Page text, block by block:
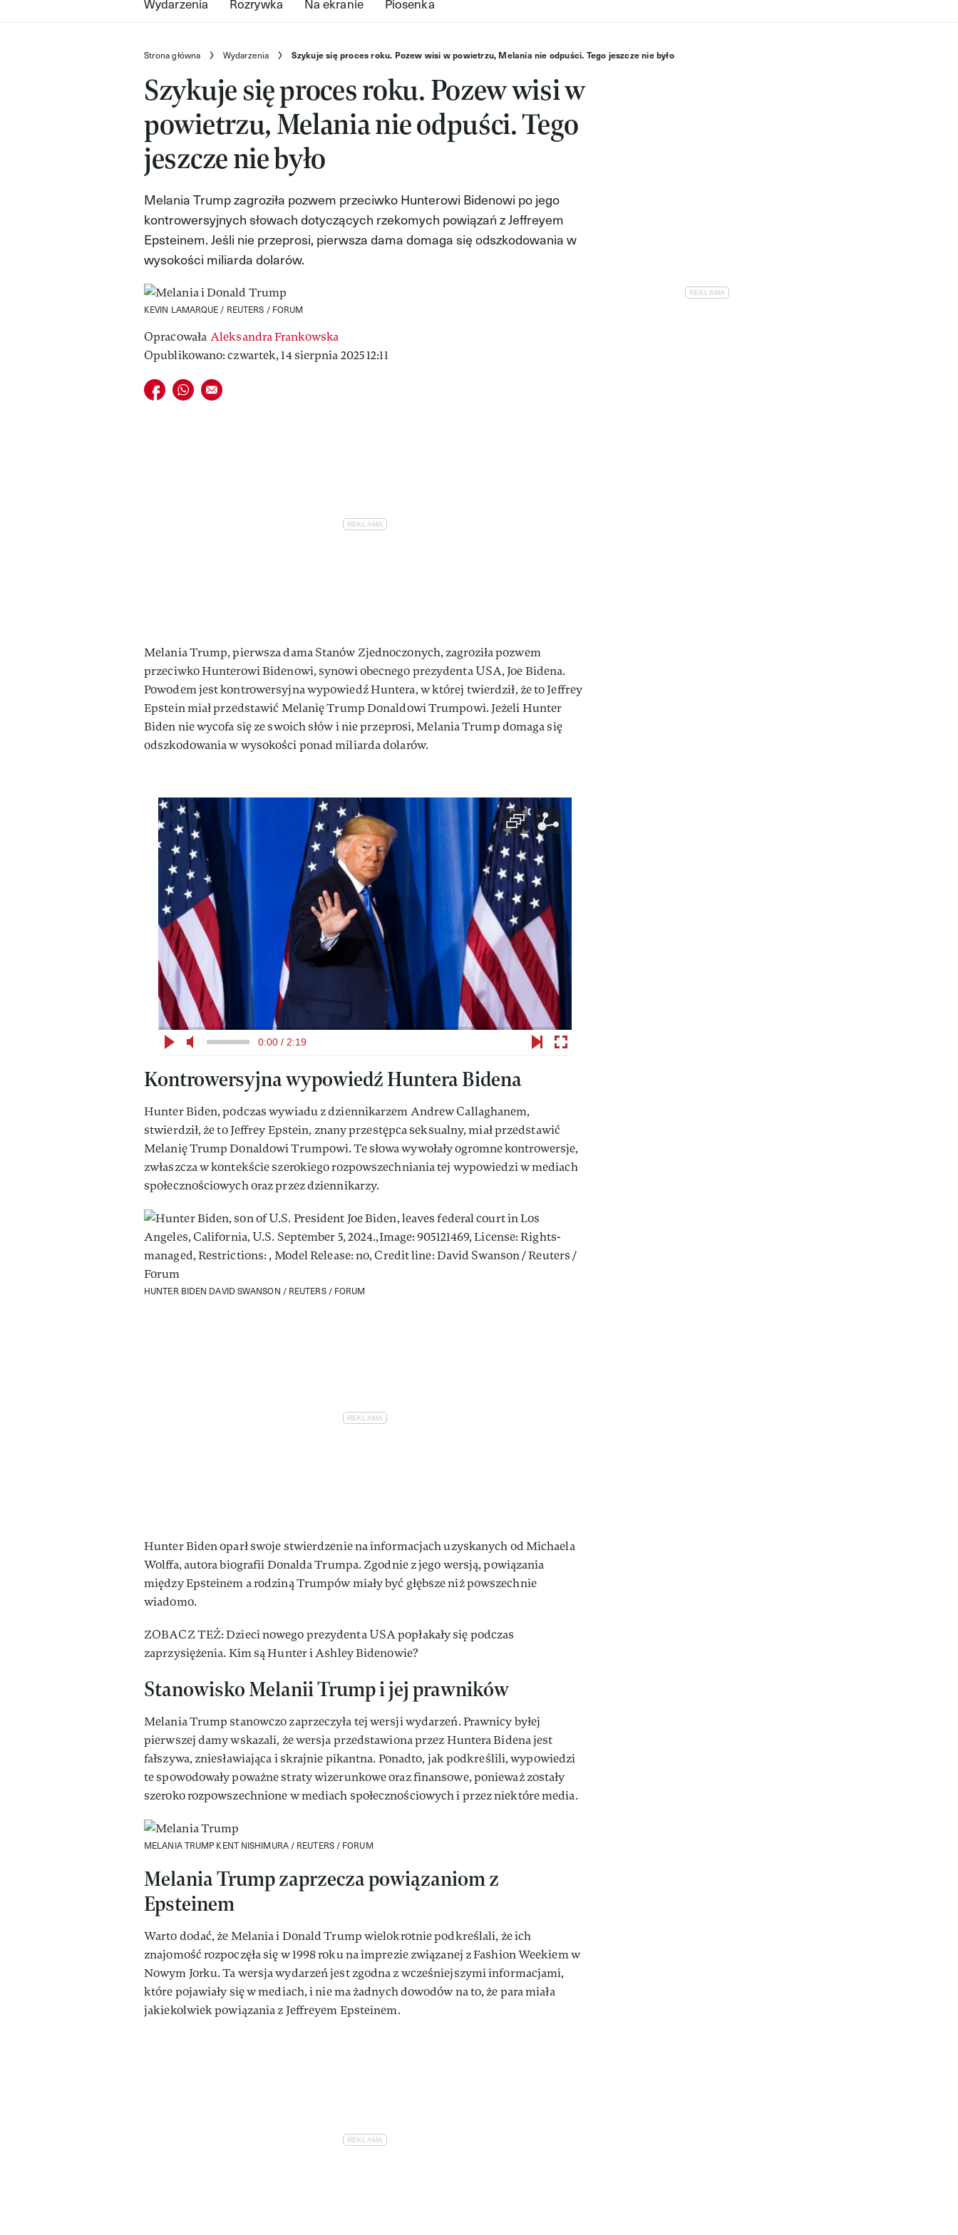
Strona główna Wydarzenia Szykuje się proces roku. Pozew wisi w powietrzu, Melania nie odpuści. Tego jeszcze nie było
Szykuje się proces roku. Pozew wisi w
powietrzu, Melania nie odpuści. Tego
jeszcze nie było
Melania Trump zagroziła pozwem przeciwko Hunterowi Bidenowi po jego
kontrowersyjnych słowach dotyczących rzekomych powiązań z Jeffreyem
Epsteinem. Jeśli nie przeprosi, pierwsza dama domaga się odszkodowania w
wysokości miliarda dolarów.
KEVIN LAMARQUE / REUTERS / FORUM
Opracowała Aleksandra Frankowska
Opublikowano: czwartek, 14 sierpnia 2025 12:11
Udostępnij na facebook
Udostępnij na whatsapp
E-mail do przyjaciela
Melania Trump, pierwsza dama Stanów Zjednoczonych, zagroziła pozwem
przeciwko Hunterowi Bidenowi, synowi obecnego prezydenta USA, Joe Bidena.
Powodem jest kontrowersyjna wypowiedź Huntera, w której twierdził, że to Jeffrey
Epstein miał przedstawić Melanię Trump Donaldowi Trumpowi. Jeżeli Hunter
Biden nie wycofa się ze swoich słów i nie przeprosi, Melania Trump domaga się
odszkodowania w wysokości ponad miliarda dolarów.
0:00 / 2:19
Kontrowersyjna wypowiedź Huntera Bidena
Hunter Biden, podczas wywiadu z dziennikarzem Andrew Callaghanem,
stwierdził, że to Jeffrey Epstein, znany przestępca seksualny, miał przedstawić
Melanię Trump Donaldowi Trumpowi. Te słowa wywołały ogromne kontrowersje,
zwłaszcza w kontekście szerokiego rozpowszechniania tej wypowiedzi w mediach
społecznościowych oraz przez dziennikarzy.
HUNTER BIDEN DAVID SWANSON / REUTERS / FORUM
Hunter Biden oparł swoje stwierdzenie na informacjach uzyskanych od Michaela
Wolffa, autora biografii Donalda Trumpa. Zgodnie z jego wersją, powiązania
między Epsteinem a rodziną Trumpów miały być głębsze niż powszechnie
wiadomo.
ZOBACZ TEŻ: Dzieci nowego prezydenta USA popłakały się podczas
zaprzysiężenia. Kim są Hunter i Ashley Bidenowie?
Stanowisko Melanii Trump i jej prawników
Melania Trump stanowczo zaprzeczyła tej wersji wydarzeń. Prawnicy byłej
pierwszej damy wskazali, że wersja przedstawiona przez Huntera Bidena jest
fałszywa, zniesławiająca i skrajnie pikantna. Ponadto, jak podkreślili, wypowiedzi
te spowodowały poważne straty wizerunkowe oraz finansowe, ponieważ zostały
szeroko rozpowszechnione w mediach społecznościowych i przez niektóre media.
MELANIA TRUMP KENT NISHIMURA / REUTERS / FORUM
Melania Trump zaprzecza powiązaniom z
Epsteinem
Warto dodać, że Melania i Donald Trump wielokrotnie podkreślali, że ich
znajomość rozpoczęła się w 1998 roku na imprezie związanej z Fashion Weekiem w
Nowym Jorku. Ta wersja wydarzeń jest zgodna z wcześniejszymi informacjami,
które pojawiały się w mediach, i nie ma żadnych dowodów na to, że para miała
jakiekolwiek powiązania z Jeffreyem Epsteinem.